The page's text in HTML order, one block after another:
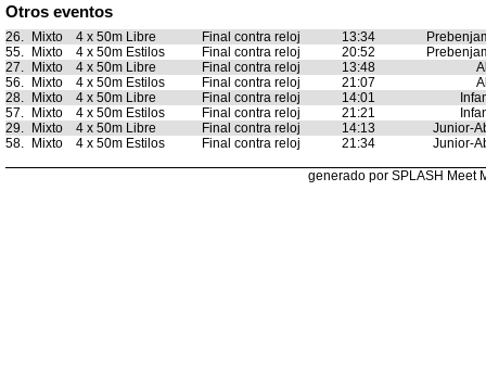
Otros eventos
26. Mixto 4 x 50m Libre Final contra reloj 13:34
55.
Mixto 4 x 50m Estilos Final contra reloj 20:52
27.
Mixto 4 x 50m Libre Final contra reloj 13:48
56.
Mixto 4 x 50m Estilos Final contra reloj 21:07
28.
Mixto 4 x 50m Libre Final contra reloj 14:01
57.
Mixto 4 x 50m Estilos Final contra reloj 21:21
29.
Mixto 4 x 50m Libre Final contra reloj 14:13
Junior-
58.
Mixto 4 x 50m Estilos Final contra reloj 21:34 Junior-
generado por SPLASH Meet